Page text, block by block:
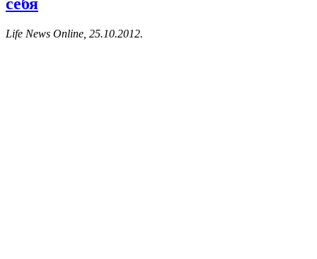
себя
Life News Online, 25.10.2012.